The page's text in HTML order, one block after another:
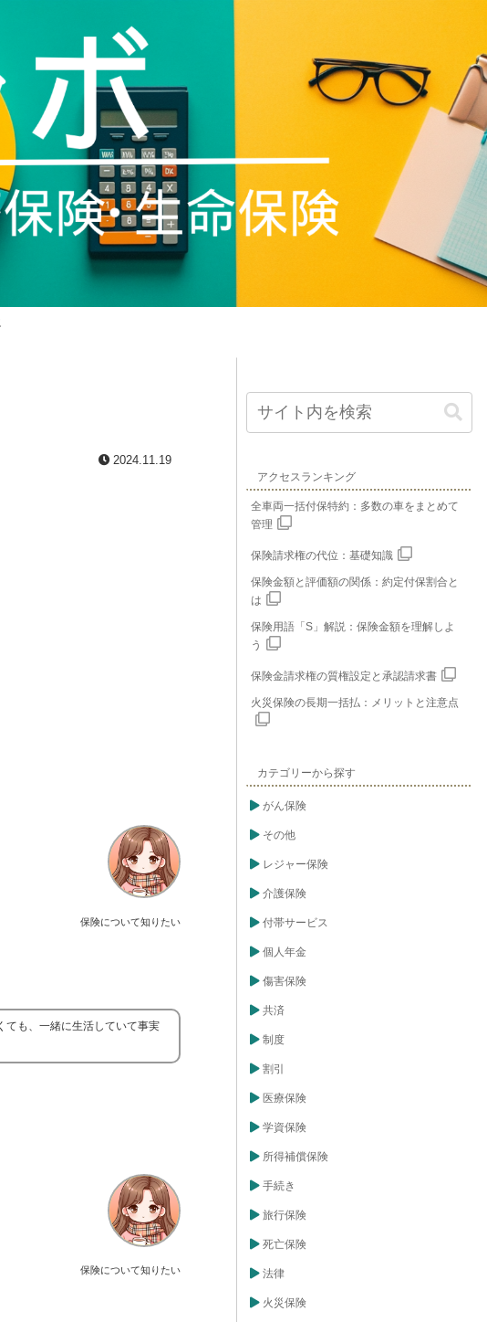
2024.11.19
保険について知りたい
ても、一緒に生活していて事実
保険について知りたい
アクセスランキング
全車両一括付保特約：多数の車をまとめて
管理
保険請求権の代位：基礎知識
保険金額と評価額の関係：約定付保割合と
は
保険用語「S」解説：保険金額を理解しよ
う
保険金請求権の質権設定と承認請求書
火災保険の長期一括払：メリットと注意点
カテゴリーから探す
がん保険
その他
レジャー保険
介護保険
付帯サービス
個人年金
傷害保険
共済
制度
割引
医療保険
学資保険
所得補償保険
手続き
旅行保険
死亡保険
法律
火災保険